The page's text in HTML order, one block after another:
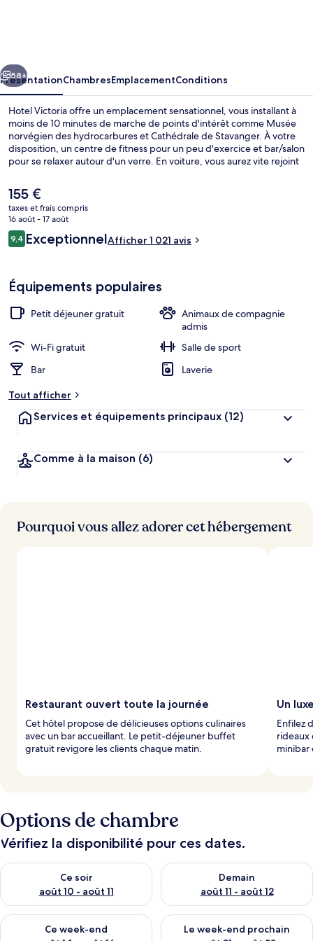
Suivant
58+
PrésentationChambresEmplacementConditions
Hotel Victoria offre un emplacement sensationnel, vous installant à
moins de 10 minutes de marche de points d'intérêt comme Musée
norvégien des hydrocarbures et Cathédrale de Stavanger. À votre
disposition, un centre de fitness pour un peu d'exercice et bar/salon
pour se relaxer autour d'un verre. En voiture, vous aurez vite rejoint
depuis cet hôtel de style victorien. Les autres voyageurs adorent la
literie de qualité et le personnel attentionné.
Le
prix
actuel
est
de
155 €
taxes et frais compris
16 août - 17 août
Avis
voyageurs
9,49,4 sur 10
ExceptionnelAfficher 1 021 avis
Équipements populaires
Petit déjeuner gratuit
Animaux de compagnie
admis
Wi-Fi gratuit
Salle de sport
Bar
Laverie
Tout afficher
Services et équipements principaux (12)
Comme à la maison (6)
Pourquoi vous allez adorer cet hébergement
Restaurant ouvert toute la journée
Cet hôtel propose de délicieuses options culinaires
avec un bar accueillant. Le petit-déjeuner buffet
gratuit revigore les clients chaque matin.
Un
Enfilez
rideaux
minibar
Options de chambre
Vérifiez la disponibilité pour ces dates.
Ce soir
août 10 - août 11
Vérifier la disponibilité pour ce soir août 10 - août 11
Demain
août 11 - août 12
Vérifier la disponibilité pour
Ce week-end
Vérifier la disponibilité pour ce week-end août 14 - août 16
Le week-end prochain
Vérifier la disponibilité pour